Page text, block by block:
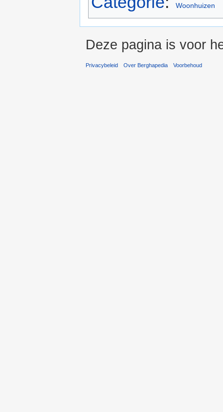
Woonhuizen
Deze pagina is voor
Privacybeleid Over Berghapedia Voorbehoud